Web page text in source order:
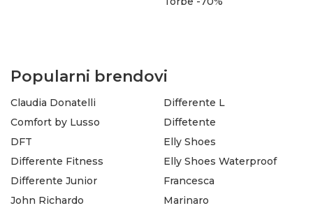
Popularni brendovi
Claudia Donatelli
Comfort by Lusso
DFT
Differente Fitness
Differente Junior
Differente L
Diffetente
Elly Shoes
Elly Shoes Waterproof
Francesca
John Richardo
Marinaro